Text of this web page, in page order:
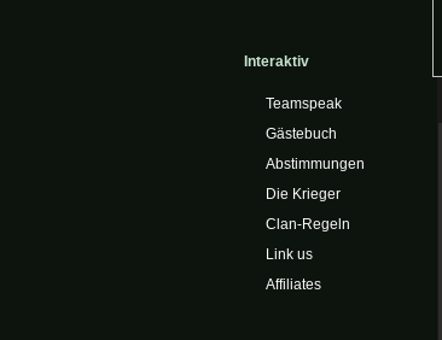
Interaktiv
Teamspeak
Gästebuch
Abstimmungen
Die Krieger
Clan-Regeln
Link us
Affiliates